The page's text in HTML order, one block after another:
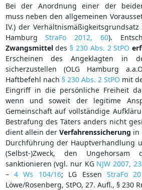
Bei der Anordnung einer der
muss neben den allgemeinen
IV.) der
HamburgStraFo 2012, 60).
Zwangsmitteldes § 230 Abs. 2 StPO
Erscheinen des Angeklagten in
sicherzustellen (OLG Hamburg
Haftbefehl nach § 230 Abs. 2 StPO mit
Eingriff in die persönliche Freiheit
wenn und soweit der legitime
Gemeinschaft auf vollständige
Bestrafung des Täters anders nicht
dient allein der Verfahrenssicherung in
Durchführung der Hauptverhandlung
(Selbst-)Zweck, den Ungehorsam
sanktionieren (vgl. nur KG NJW 2007,
– 4 Ws 104/16; LG Essen StraFo
Löwe/Rosenberg, StPO, 27. Aufl., § 230